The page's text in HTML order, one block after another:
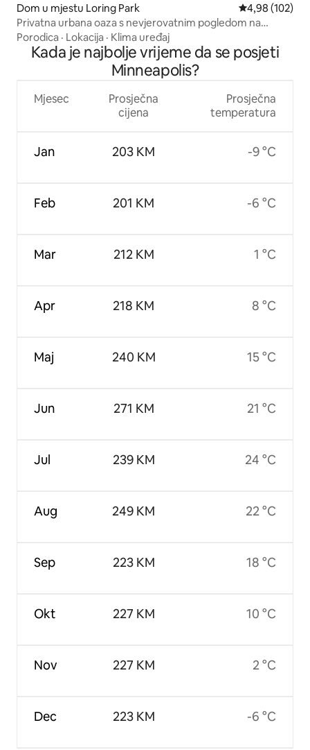
Dom u mjestu Loring Park Prosječna
4,98 (102)
Privatna urbana oaza s nevjerovatnim pogledom na
centar grada
Porodica · Lokacija · Klima uređaj
Kada je najbolje vrijeme da se posjeti
Minneapolis?
Mjesec
Jan
Feb
Mar
Apr
Maj
Jun
Jul
Aug
Sep
Okt
Nov
Dec
Prosječna
cijena
203 KM
201 KM
212 KM
218 KM
240 KM
271 KM
239 KM
249 KM
223 KM
227 KM
227 KM
223 KM
Prosječna
temperatura
-9 °C
-6 °C
1 °C
8 °C
15 °C
21 °C
24 °C
22 °C
18 °C
10 °C
2 °C
-6 °C